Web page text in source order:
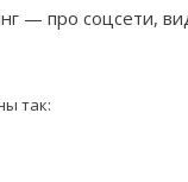
— про соцсети,
так: